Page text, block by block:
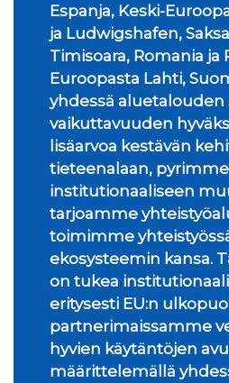
Espanja, Keski-
ja Ludwigshafen,
Timisoara, Romania ja
Euroopasta Lahti,
yhdessä aluetalouden
vaikuttavuuden
lisäarvoa kestävän
tieteenalaan, pyrimme
institutionaaliseen
tarjoamme
toimimme
ekosysteemin kansa.
on tukea
eritysesti EU:n
partnerimaissamme
hyvien käytäntöjen
määrittelemällä